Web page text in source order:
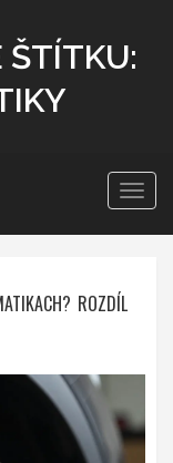
ŠTÍTKU:
ROZDÍL